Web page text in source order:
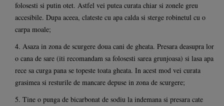
folosesti si putin otet. Astfel vei putea curata chiar si zonele greu
accesibile. Dupa aceea, clateste cu apa calda si sterge robinetul cu o
carpa moale;
4. Asaza in zona de scurgere doua cani de gheata. Presara deasupra lor
o cana de sare (iti recomandam sa folosesti sarea grunjoasa) si lasa apa
rece sa curga pana se topeste toata gheata. In acest mod vei curata
grasimea si resturile de mancare depuse in zona de scurgere;
5. Tine o punga de bicarbonat de sodiu la indemana si presara cate